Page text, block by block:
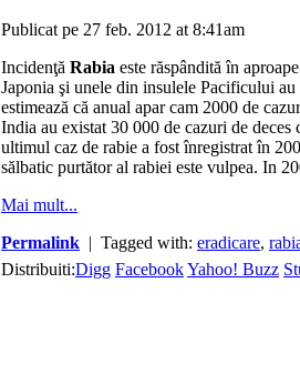
Publicat pe 27 feb. 2012 at 8:41am
Incidenţă Rabia este răspândită în
Japonia şi unele din insulele Pacificului
estimează că anual apar cam 2000 de
India au existat 30 000 de cazuri de deces
ultimul caz de rabie a fost înregistrat în
sălbatic purtător al rabiei este vulpea. In
Mai mult...
Permalink | Tagged with: eradicare,
Distribuiti:Digg FacebookYahoo! Buzz